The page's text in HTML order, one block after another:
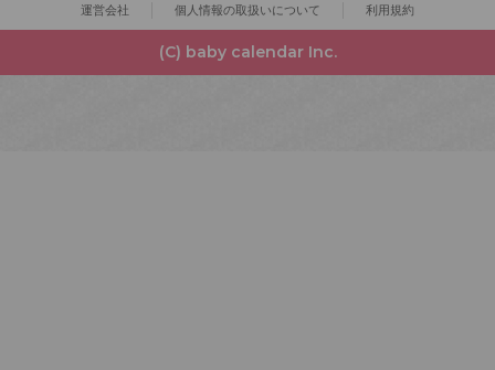
運営会社 個人情報の取扱いについて 利用規約
(C) baby calendar Inc.